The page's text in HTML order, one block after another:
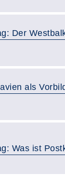
Der
als
Was ist